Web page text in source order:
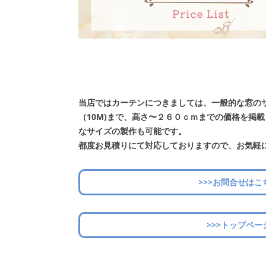
当店ではカーテンにつきましては、一般的な窓
（10M)まで、高さ〜２６０ｃｍまでの価格を掲
なサイズの製作も可能です。
都度お見積りにて対応しておりますので、お気軽
>>>お問合せはこ
>>>トップペー